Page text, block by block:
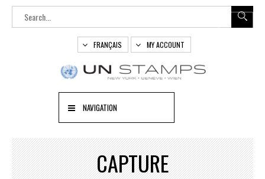
FRANÇAIS MY ACCOUNT
NAVIGATION
CAPTURE